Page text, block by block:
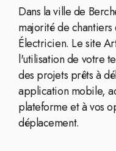
Dans la ville de
majorité de
Électricien. Le site
l'utilisation de votre
des projets prêts à
application mobile,
plateforme et à vos
déplacement.